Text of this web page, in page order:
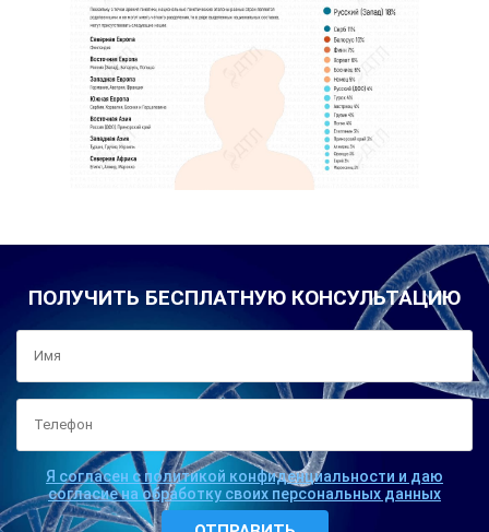
ПОЛУЧИТЬ БЕСПЛАТНУЮ КОНСУЛЬТАЦИЮ
Я согласен с политикой конфиденциальности и даю
согласие на обработку своих персональных данных